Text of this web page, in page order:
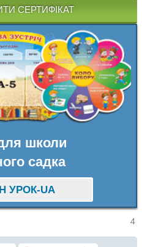
СЕРТИФІКАТ
школи
садка
УРОК-UA
4